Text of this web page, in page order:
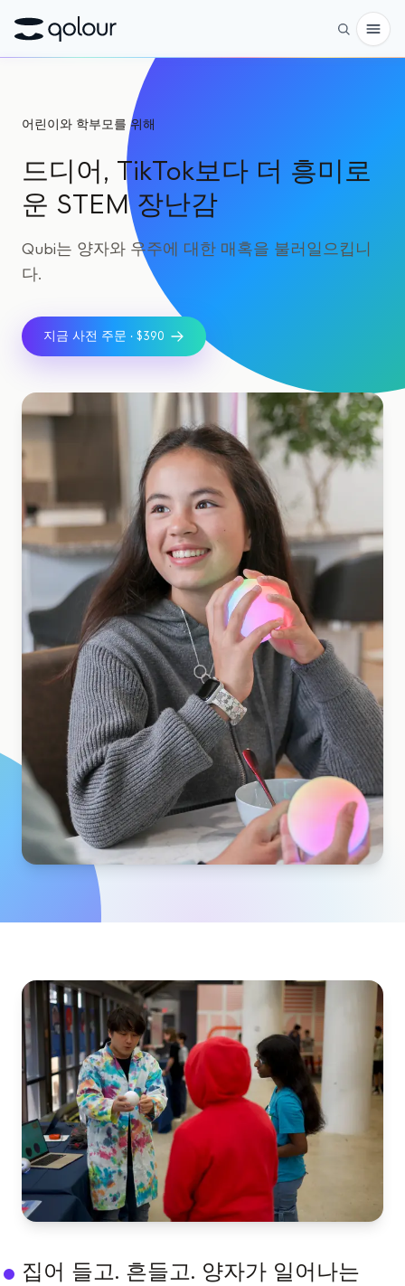
대상
애호가
교육자
단체
과학
실제 큐비트
교육 사례 연구
아웃리치 사례 연구
QCaMP Quantum Fundamentals Workshop
Undergraduate Quantum Education
기술 백서
자료
사용자 매뉴얼
양자 컴퓨터
액티비티
가이드
학습
이벤트
타임라인
우리 이야기
우리 팀
우리의 미션
문의
어린이와 학부모를 위해
드디어, TikTok보다 더 흥미로
운 STEM 장난감
Qubi는 양자와 우주에 대한 매혹을 불러일으킵니
다.
지금 사전 주문 · $390
집어 들고. 흔들고. 양자가 일어나는